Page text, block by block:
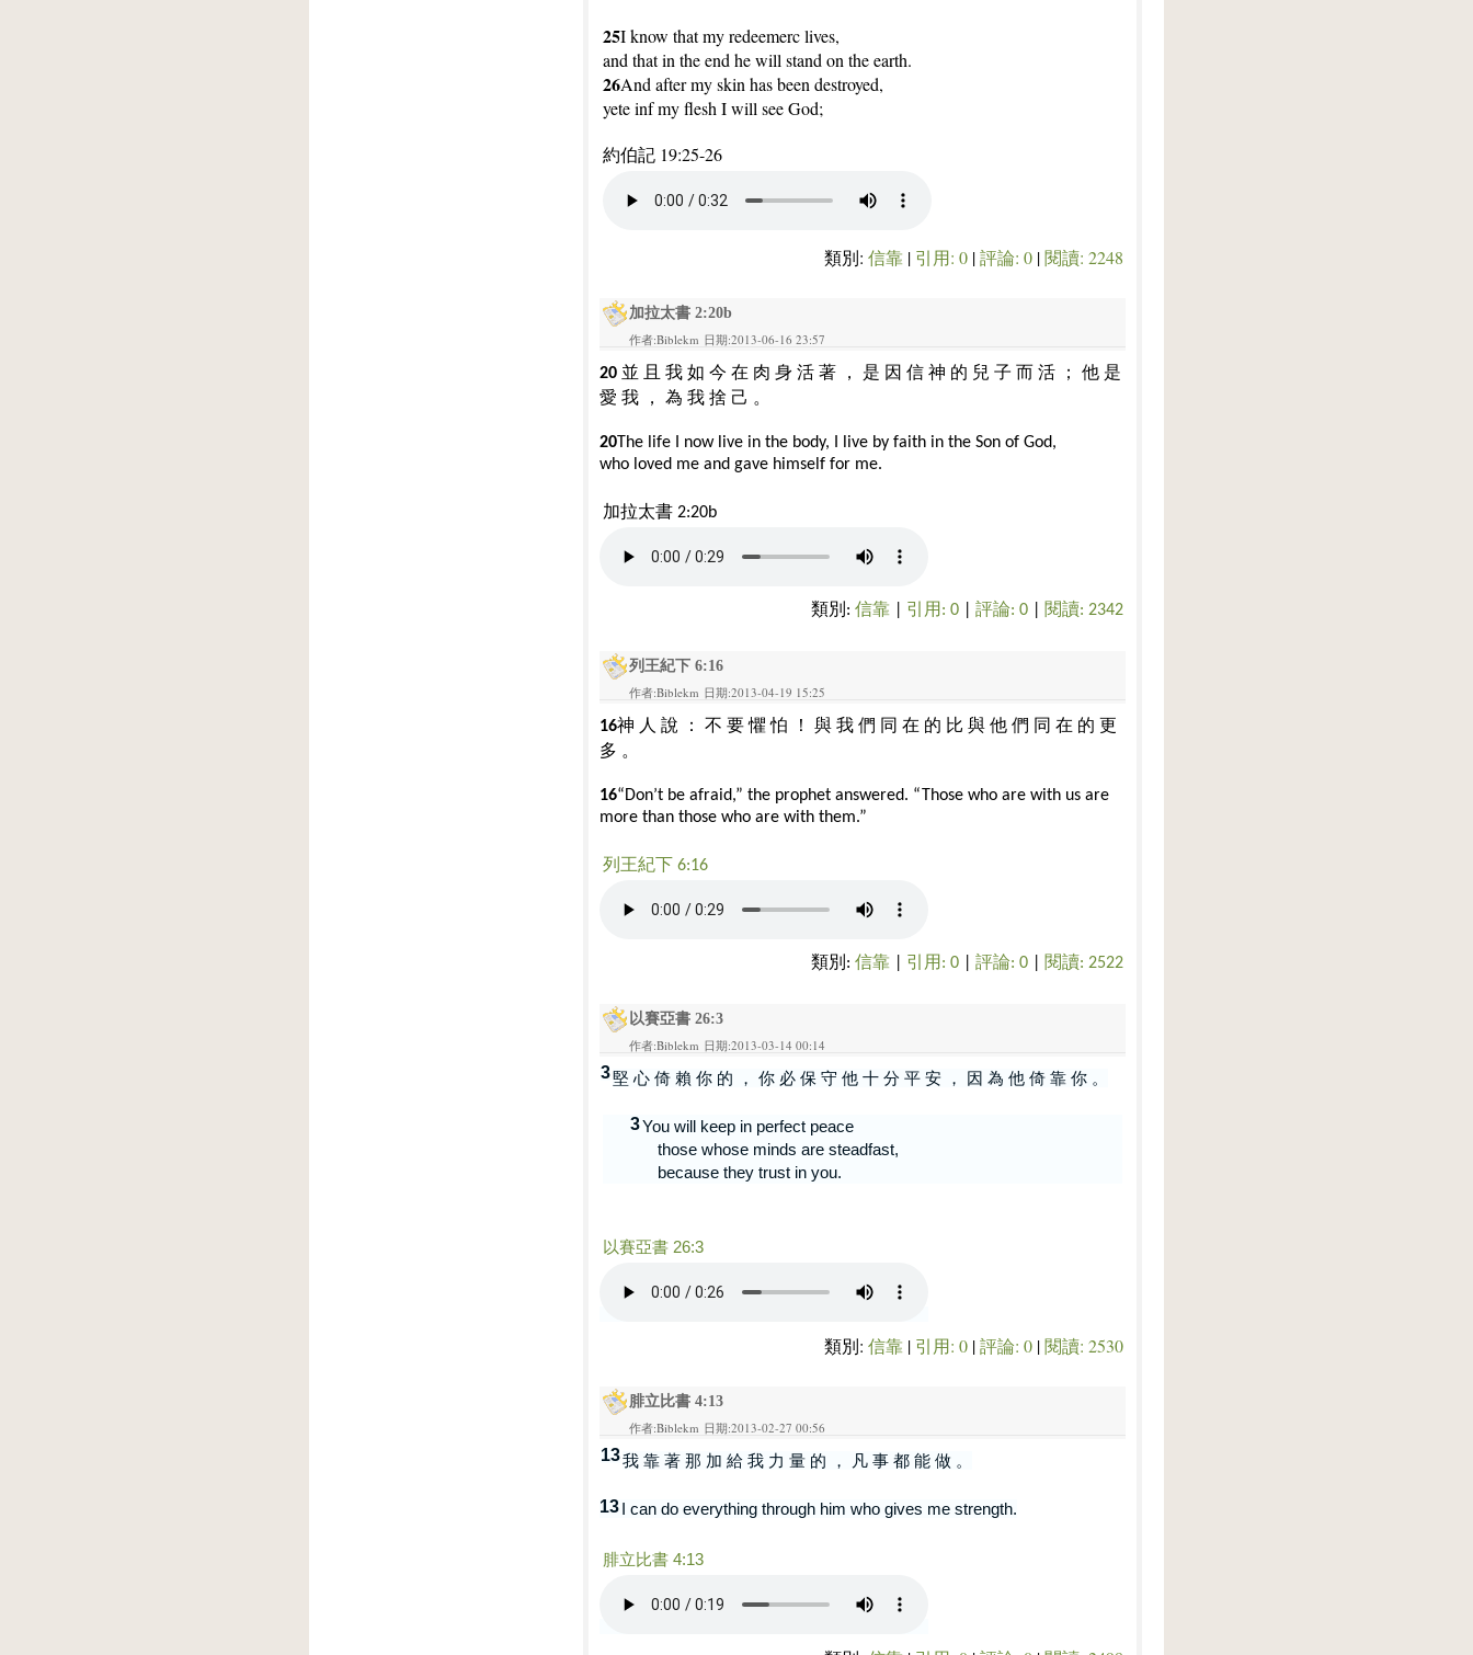
25I know that my redeemerc lives,
and that in the end he will stand on the earth.
26And after my skin has been destroyed,
yete inf my flesh I will see God;
約伯記 19:25-26
類別: 信靠 | 引用: 0 |評論: 0 |閱讀: 2248
加拉太書 2:20b
作者:Biblekm 日期:2013-06-16 23:57
20 並 且 我如 今 在 肉 身活著 ， 是 因 信神 的 兒 子 而活 ； 他 是
愛 我 ， 為 我捨 己 。
20The life I now live in the body, I live by faith in the Son of God,
who loved me and gave himself for me.
加拉太書 2:20b
類別: 信靠 引用: 0 評論: 0 閱讀: 2342
列王紀下 6:16
作者:Biblekm 日期:2013-04-19 15:25
16神 人 說 ： 不 要懼 怕 ！ 與我們 同 在 的 比 與他們 同 在 的 更
多 。
16“Don’t be afraid,” the prophet answered. “Those who are with us are
more than those who are with them.”
列王紀下 6:16
類別: 信靠 引用: 0 評論: 0 閱讀: 2522
以賽亞書 26:3
作者:Biblekm 日期:2013-03-14 00:14
3堅 心 倚 賴 你 的 ， 你 必 保 守 他 十 分 平 安 ， 因 為 他 倚 靠 你 。
3You will keep in perfect peace
those whose minds are steadfast,
because they trust in you.
以賽亞書 26:3
類別: 信靠 | 引用: 0 |評論: 0 |閱讀: 2530
腓立比書 4:13
作者:Biblekm 日期:2013-02-27 00:56
13我 靠 著 那 加 給 我 力 量 的 ， 凡 事 都 能 做 。
13I can do everything through him who gives me strength.
腓立比書 4:13